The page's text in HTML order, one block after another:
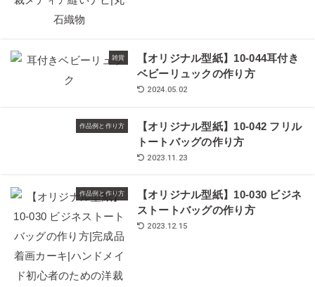
雑貨
【オリジナル型紙】10-044耳付き
ベビーリュックの作り方
2024.05.02
作品例と作り方
【オリジナル型紙】10-042 フリル
トートバッグの作り方
2023.11.23
作品例と作り方
【オリジナル型紙】10-030 ビジネ
ストートバッグの作り方
2023.12.15